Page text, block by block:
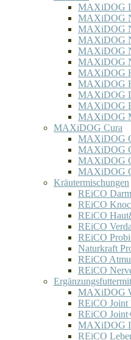
MAXiDOG
MAXiDOG
MAXiDOG
MAXiDOG
MAXiDOG
MAXiDOG
MAXiDOG
MAXiDOG
MAXiDOG
MAXiDOG
MAXiDOG
MAXiDOG Cura
MAXiDOG
MAXiDOG
MAXiDOG
MAXiDOG
Kräutermischungen
REiCO
REiCO
REiCO
REiCO
REiCO
Naturkraft
REiCO
REiCO
MAXiDOG
REiCO Joint
REiCO
MAXiDOG
REiCO